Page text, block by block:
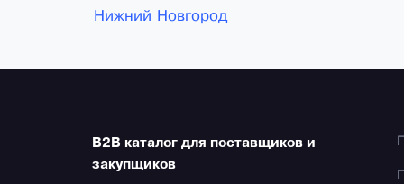
Нижний Новгород
B2B каталог для поставщиков и
закупщиков